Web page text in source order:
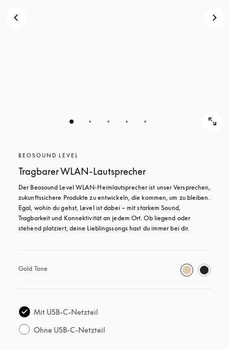
BEOSOUND LEVEL
Tragbarer WLAN-Lautsprecher
Der Beosound Level WLAN-Heimlautsprecher ist unser Versprechen,
zukunftssichere Produkte zu entwickeln, die kommen, um zu bleiben.
Egal, wohin du gehst, Level ist dabei – mit starkem Sound,
Tragbarkeit und Konnektivität an jedem Ort. Ob liegend oder
stehend platziert, deine Lieblingssongs hast du immer bei dir.
Gold Tone
Mit USB-C-Netzteil
Ohne USB-C-Netzteil